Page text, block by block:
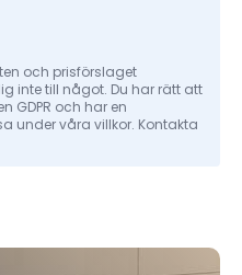
och prisförslaget
inte till något. Du har rätt att
GDPR och har en
under våra villkor. Kontakta